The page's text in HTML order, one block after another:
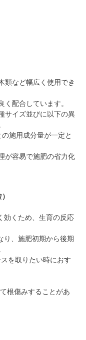
類など幅広く使用でき
配合しています。
サイズ並びに以下の異
施用成分量が一定と
が容易で施肥の省力化
くため、生育の反応
、施肥初期から後期
を取りたい時におす
根傷みすることがあ